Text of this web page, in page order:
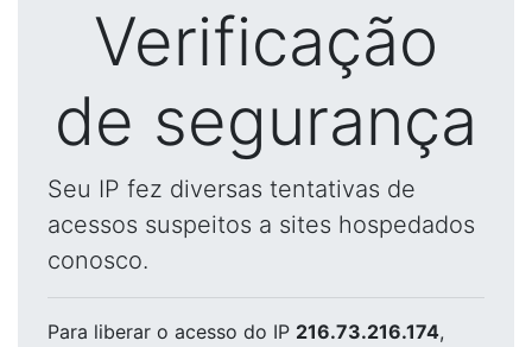
Verificação
de segurança
Seu IP fez diversas tentativas de
acessos suspeitos a sites hospedados
conosco.
Para liberar o acesso do IP 216.73.216.174,